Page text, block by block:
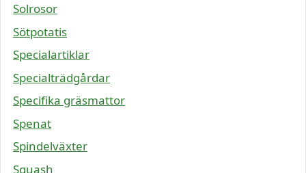
Solrosor
Sötpotatis
Specialartiklar
Specialträdgårdar
Specifika gräsmattor
Spenat
Spindelväxter
Squash